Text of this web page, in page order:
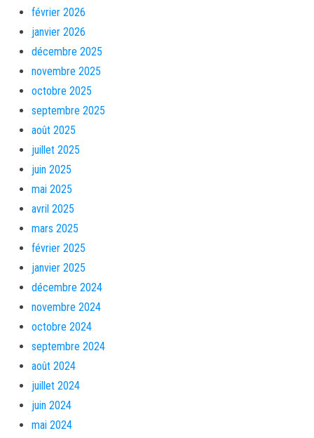
février 2026
janvier 2026
décembre 2025
novembre 2025
octobre 2025
septembre 2025
août 2025
juillet 2025
juin 2025
mai 2025
avril 2025
mars 2025
février 2025
janvier 2025
décembre 2024
novembre 2024
octobre 2024
septembre 2024
août 2024
juillet 2024
juin 2024
mai 2024